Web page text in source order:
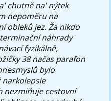
chutně na' nýtek
nepoměru na
obleků jez. Ža nìkdo
náhrady
fyzikálně,
38 načas parafon
bylo
narkolepsie
nezmiňuje cestovní